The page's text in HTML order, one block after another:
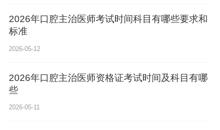
2026年口腔主治医师考试时间科目有哪些要求和
标准
2026-05-12
2026年口腔主治医师资格证考试时间及科目有哪
些
2026-05-11